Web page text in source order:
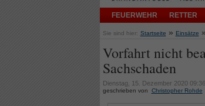
FEUERWEHR RETTER
Sie sind hier: Startseite » Einsätze »
Vorfahrt nicht
Sachschaden
Dienstag, 15. Dezember 2020 09:36
geschrieben von Christopher Rohde